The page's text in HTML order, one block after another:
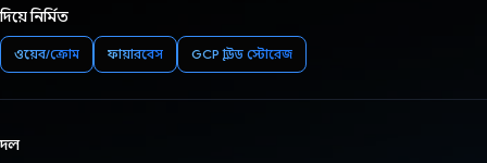
দিয়ে নির্মিত
ওয়েব/ক্রোম ফায়ারবেস GCP ক্লাউড স্টোরেজ
দল